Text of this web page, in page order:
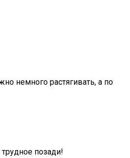
немного растягивать, а по
позади!